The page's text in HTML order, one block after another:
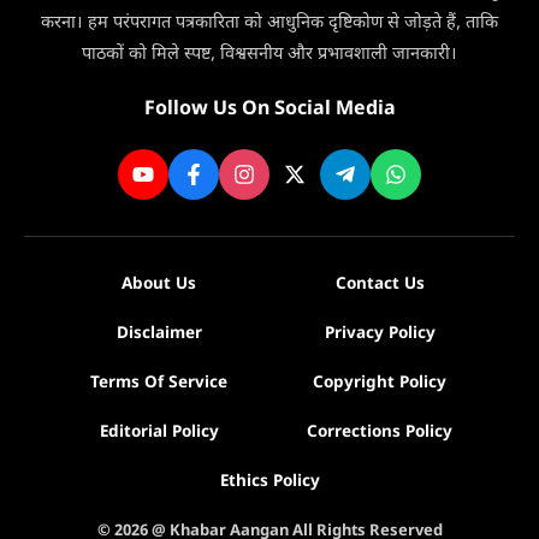
3
दिन
सेवा
करना। हम परंपरागत पत्रकारिता को आधुनिक दृष्टिकोण से जोड़ते हैं, ताकि
पाठकों को मिले स्पष्ट, विश्वसनीय और प्रभावशाली जानकारी।
Follow Us On Social Media
About Us Contact Us
Disclaimer Privacy Policy
Terms Of Service Copyright Policy
Editorial Policy Corrections Policy
Ethics Policy
© 2026 @ Khabar Aangan All Rights Reserved